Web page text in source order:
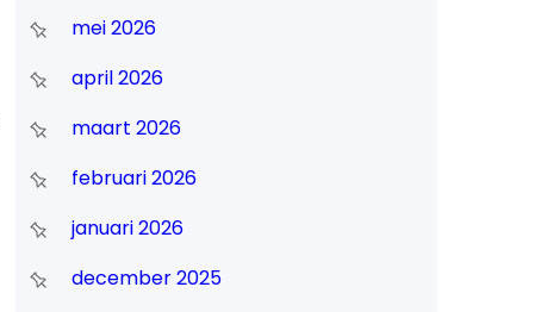
mei 2026
april 2026
maart 2026
februari 2026
januari 2026
december 2025